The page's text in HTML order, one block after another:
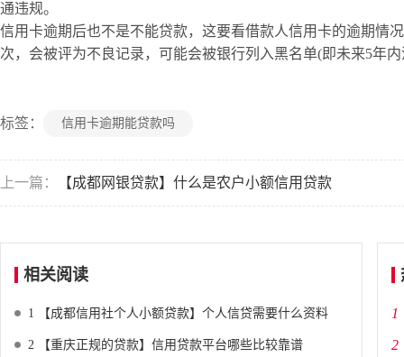
通违规。
信用卡逾期后也不是不能贷款，这要看借款人信用卡的逾期情
次，会被评为不良记录，可能会被银行列入黑名单(即未来5年
标签： 信用卡逾期能贷款吗
上一篇： 【成都网银贷款】什么是农户小额信用贷款
相关阅读
1 【成都信用社个人小额贷款】个人信贷需要什么资料
2 【重庆正规的贷款】信用贷款平台哪些比较靠谱
1
2